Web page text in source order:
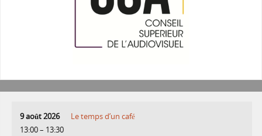
9 août 2026
13:00– 13:30
Le temps d’un café